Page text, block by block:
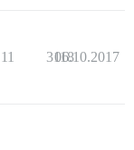
11 3118
06.10.2017